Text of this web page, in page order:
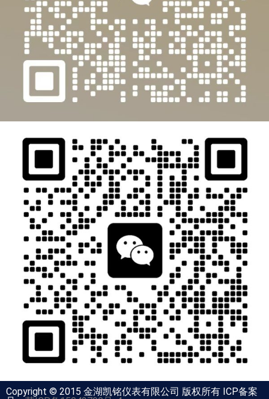
Copyright © 2015 金湖凯铭仪表有限公司 版权所有 ICP备案